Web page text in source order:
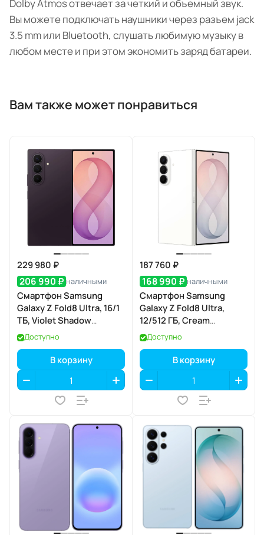
Dolby Atmos отвечает за четкий и объемный звук.
Вы можете подключать наушники через разъем jack
3.5 mm или Bluetooth, слушать любимую музыку в
любом месте и при этом экономить заряд батареи.
Вам также может понравиться
229 980 ₽
206 990 ₽ наличными
Смартфон Samsung
Galaxy Z Fold8 Ultra, 16/1
ТБ, Violet Shadow
(фиолетовая тень)
Доступно
В корзину
187 760 ₽
168 990 ₽ наличными
Смартфон Samsung
Galaxy Z Fold8 Ultra,
12/512 ГБ, Cream
(кремовый)
Доступно
В корзину